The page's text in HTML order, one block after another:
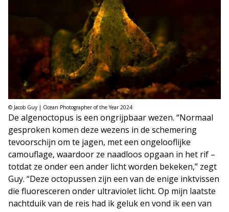
© Jacob Guy | Ocean Photographer of the Year 2024
De algenoctopus is een ongrijpbaar wezen. “Normaal
gesproken komen deze wezens in de schemering
tevoorschijn om te jagen, met een ongelooflijke
camouflage, waardoor ze naadloos opgaan in het rif –
totdat ze onder een ander licht worden bekeken,” zegt
Guy. “Deze octopussen zijn een van de enige inktvissen
die fluoresceren onder ultraviolet licht. Op mijn laatste
nachtduik van de reis had ik geluk en vond ik een van